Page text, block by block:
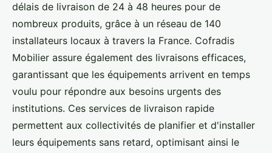
délais de livraison de 24 à 48 heures pour de
nombreux produits, grâce à un réseau de 140
installateurs locaux à travers la France. Cofradis
Mobilier assure également des livraisons efficaces,
garantissant que les équipements arrivent en temps
voulu pour répondre aux besoins urgents des
institutions. Ces services de livraison rapide
permettent aux collectivités de planifier et d'installer
leurs équipements sans retard, optimisant ainsi le